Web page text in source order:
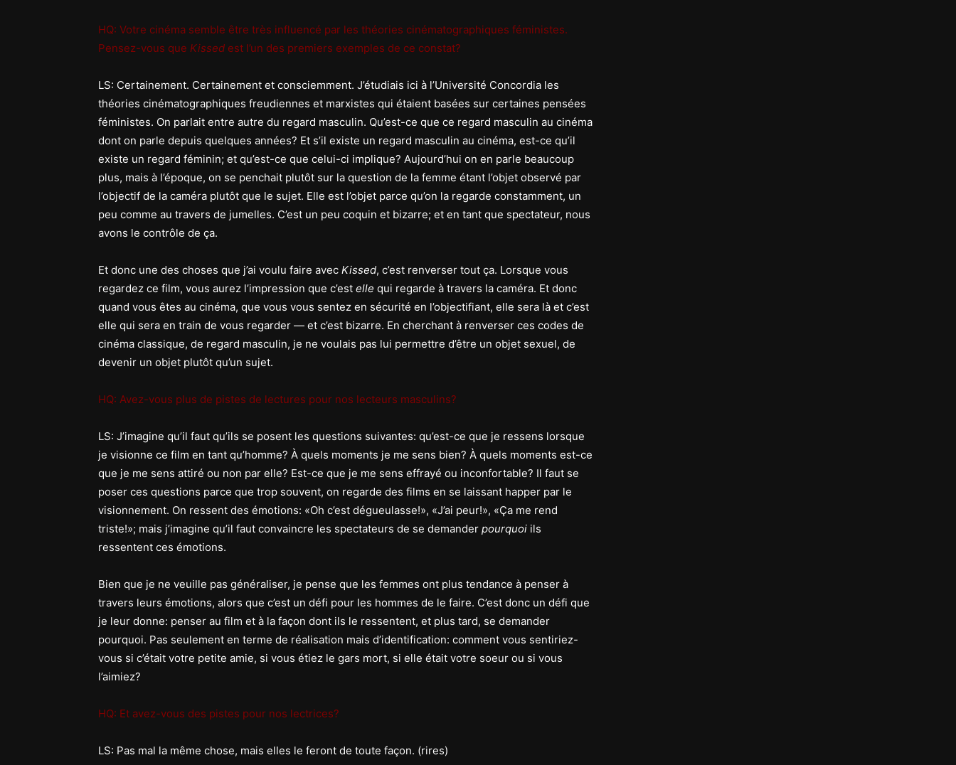
HQ: Votre cinéma semble être très influencé par les théories cinématographiques féministes.
Pensez-vous que Kissed est l’un des premiers exemples de ce constat?
LS: Certainement. Certainement et consciemment. J’étudiais ici à l’Université Concordia les
théories cinématographiques freudiennes et marxistes qui étaient basées sur certaines pensées
féministes. On parlait entre autre du regard masculin. Qu’est-ce que ce regard masculin au cinéma
dont on parle depuis quelques années? Et s’il existe un regard masculin au cinéma, est-ce qu’il
existe un regard féminin; et qu’est-ce que celui-ci implique? Aujourd’hui on en parle beaucoup
plus, mais à l’époque, on se penchait plutôt sur la question de la femme étant l’objet observé par
l’objectif de la caméra plutôt que le sujet. Elle est l’objet parce qu’on la regarde constamment, un
peu comme au travers de jumelles. C’est un peu coquin et bizarre; et en tant que spectateur, nous
avons le contrôle de ça.
Et donc une des choses que j’ai voulu faire avec Kissed, c’est renverser tout ça. Lorsque vous
regardez ce film, vous aurez l’impression que c’est elle qui regarde à travers la caméra. Et donc
quand vous êtes au cinéma, que vous vous sentez en sécurité en l’objectifiant, elle sera là et c’est
elle qui sera en train de vous regarder — et c’est bizarre. En cherchant à renverser ces codes de
cinéma classique, de regard masculin, je ne voulais pas lui permettre d’être un objet sexuel, de
devenir un objet plutôt qu’un sujet.
HQ: Avez-vous plus de pistes de lectures pour nos lecteurs masculins?
LS: J’imagine qu’il faut qu’ils se posent les questions suivantes: qu’est-ce que je ressens lorsque
je visionne ce film en tant qu’homme? À quels moments je me sens bien? À quels moments est-ce
que je me sens attiré ou non par elle? Est-ce que je me sens effrayé ou inconfortable? Il faut se
poser ces questions parce que trop souvent, on regarde des films en se laissant happer par le
visionnement. On ressent des émotions: «Oh c’est dégueulasse!», «J’ai peur!», «Ça me rend
triste!»; mais j’imagine qu’il faut convaincre les spectateurs de se demander pourquoi ils
ressentent ces émotions.
Bien que je ne veuille pas généraliser, je pense que les femmes ont plus tendance à penser à
travers leurs émotions, alors que c’est un défi pour les hommes de le faire. C’est donc un défi que
je leur donne: penser au film et à la façon dont ils le ressentent, et plus tard, se demander
pourquoi. Pas seulement en terme de réalisation mais d’identification: comment vous sentiriez-
vous si c’était votre petite amie, si vous étiez le gars mort, si elle était votre soeur ou si vous
l’aimiez?
HQ: Et avez-vous des pistes pour nos lectrices?
LS: Pas mal la même chose, mais elles le feront de toute façon. (rires)